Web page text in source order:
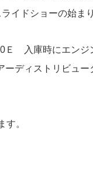
イドショーの始ま
入庫時にエンジ
ディストリビュ
。